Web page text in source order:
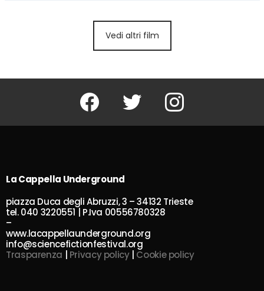
Vedi altri film
Facebook Twitter Instagram
La Cappella Underground
piazza Duca degli Abruzzi, 3 – 34132 Trieste
tel. 040 3220551 | P.Iva 00556780328
–
www.lacappellaunderground.org
info@sciencefictionfestival.org
Trasparenza | Privacy policy| Cookie policy